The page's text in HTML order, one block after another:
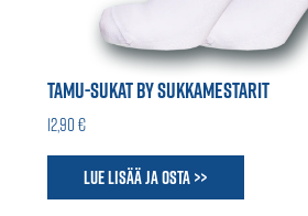
TAMU-SUKAT BY SUKKAMESTARIT
12,90 €
Lue lisää ja osta >>